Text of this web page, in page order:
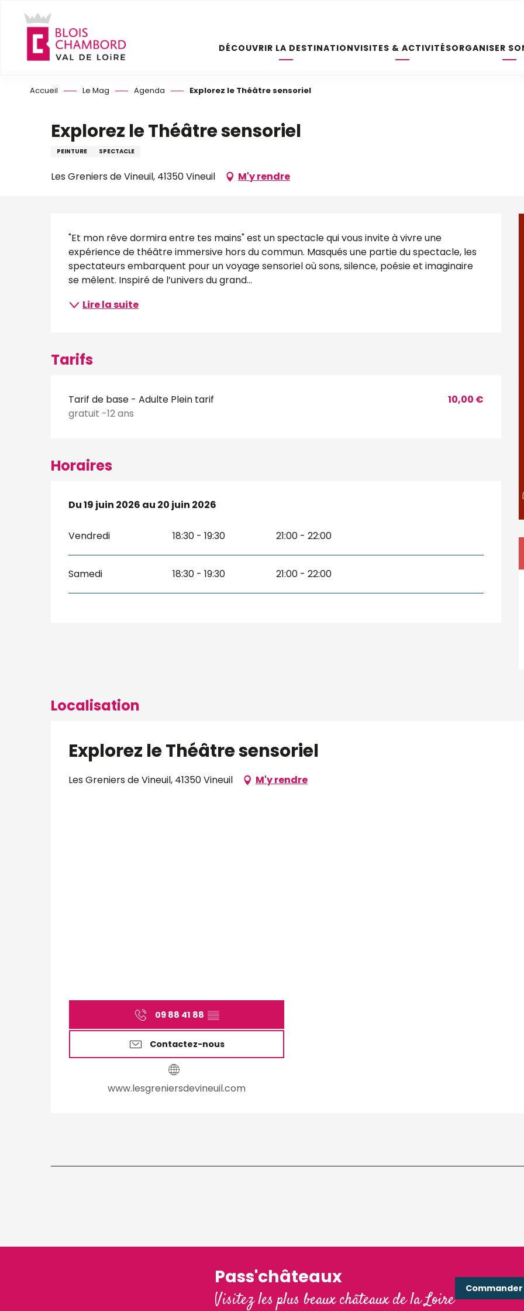
contenu
principal
DÉCOUVRIR LA DESTINATIONVISITES & ACTIVITÉSORGANISER
Accueil Le Mag Agenda Explorez le Théâtre sensoriel
Explorez le Théâtre sensoriel
PEINTURE SPECTACLE
Les Greniers de Vineuil, 41350 Vineuil M'y rendre
Description
"Et mon rêve dormira entre tes mains" est un spectacle qui vous invite à vivre une
expérience de théâtre immersive hors du commun. Masqués une partie du spectacle, les
spectateurs embarquent pour un voyage sensoriel où sons, silence, poésie et imaginaire
se mêlent. Inspiré de l’univers du grand...
Lire la suite
Tarifs
Tarif de base - Adulte Plein tarif
gratuit -12 ans
10,00 €
Horaires
Du19 juin 2026 au 20 juin 2026
Du19 juin 2026 au 20 juin 2026
Vendredi 18:30 - 19:30 21:00 - 22:00
Samedi 18:30 - 19:30 21:00 - 22:00
Localisation
Explorez le Théâtre sensoriel
Les Greniers de Vineuil, 41350 Vineuil M'y rendre
09 88 41 88 ▒▒
Contactez-nous
www.lesgreniersdevineuil.com
Pass'châteaux
Visitez les plus beaux châteaux de la Loire